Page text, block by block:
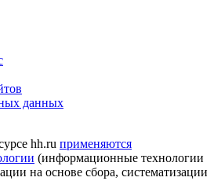
данных
hh.ru применяются
(информационные технологии
на основе сбора, систематизации